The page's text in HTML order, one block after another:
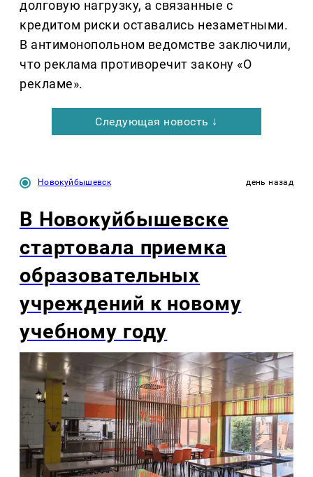
долговую нагрузку, а связанные с
кредитом риски оставались незаметными.
В антимонопольном ведомстве заключили,
что реклама противоречит закону «О
рекламе».
Следующая новость ↓
Новокуйбышевск день назад
В Новокуйбышевске
стартовала приемка
образовательных
учреждений к новому
учебному году